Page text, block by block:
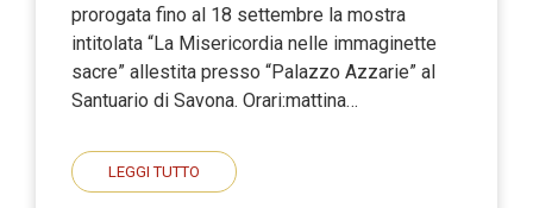
prorogata fino al 18 settembre la mostra
intitolata “La Misericordia nelle immaginette
sacre” allestita presso “Palazzo Azzarie” al
Santuario di Savona. Orari:mattina…
LEGGI TUTTO